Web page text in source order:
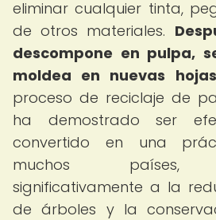
eliminar cualquier tinta,
de otros materiales.
descompone en pulpa,
moldea en nuevas
proceso de reciclaje de
ha demostrado ser
convertido en una
muchos países,
significativamente a la
de árboles y la